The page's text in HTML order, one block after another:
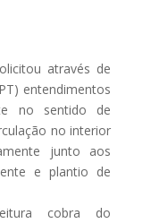
através de
entendimentos
no sentido de
no interior
junto aos
e plantio de
cobra do